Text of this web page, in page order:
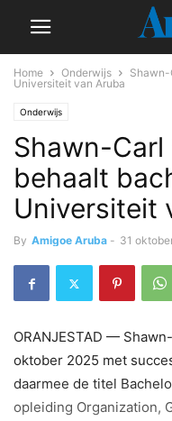
Home Onderwijs
Shawn-
Universiteit van Aruba
Onderwijs
Shawn-Carl
behaalt
Universiteit
By Amigoe Aruba - 31
ORANJESTAD —
oktober 2025 met
daarmee de titel
opleiding Organization,